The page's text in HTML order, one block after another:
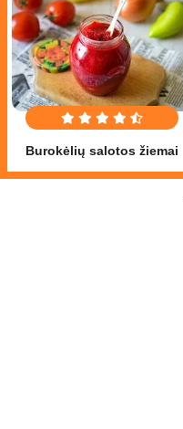
Burokėlių salotos žiemai